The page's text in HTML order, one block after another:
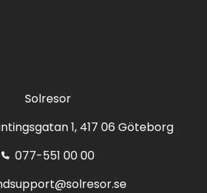
Solresor
1, 417 06 Göteborg
077-551 00 00